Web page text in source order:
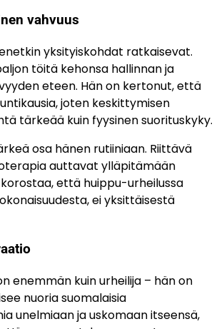
vahvuus
yksityiskohdat ratkaisevat.
töitä kehonsa hallinnan ja
eteen. Hän on kertonut, että
joten keskittymisen
tärkeää kuin fyysinen suorituskyky.
osa hänen rutiiniaan. Riittävä
auttavat ylläpitämään
että huippu-urheilussa
ei yksittäisestä
enemmän kuin urheilija – hän on
nuoria suomalaisia
unelmiaan ja uskomaan itseensä,